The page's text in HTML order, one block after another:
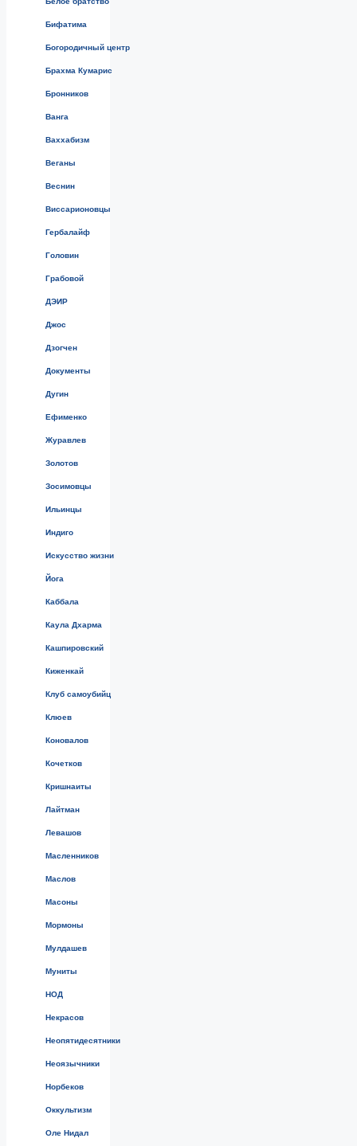
Бифатима
Богородичный центр
Брахма Кумарис
Бронников
Ванга
Ваххабизм
Веганы
Веснин
Виссарионовцы
Гербалайф
Головин
Грабовой
ДЭИР
Джос
Дзогчен
Документы
Дугин
Ефименко
Журавлев
Золотов
Зосимовцы
Ильинцы
Индиго
Искусство жизни
Йога
Каббала
Каула Дхарма
Кашпировский
Киженкай
Клуб самоубийц
Клюев
Коновалов
Кочетков
Кришнаиты
Лайтман
Левашов
Масленников
Маслов
Масоны
Мормоны
Мулдашев
Муниты
НОД
Некрасов
Неопятидесятники
Неоязычники
Норбеков
Оккультизм
Оле Нидал